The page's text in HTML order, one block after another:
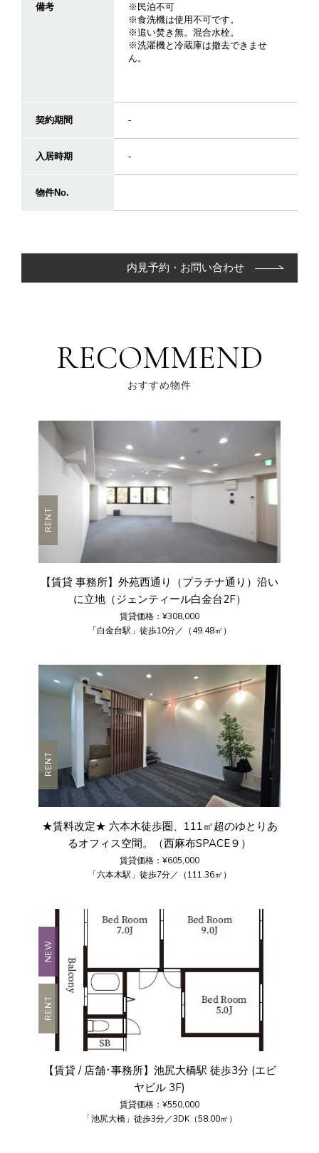
備考
※民泊不可
※食洗機は使用不可です。
※追い焚き無。混合水栓。
※洗濯機と冷蔵庫は撤去できませ
ん。
契約期間 -
入居時期 -
物件No.
内見予約・お問い合わせ
RECOMMEND
おすすめ物件
RENT
【賃貸 事務所】外苑西通り（プラチナ通り）沿い
に立地（ジェンティール白金台2F）
賃貸価格：¥308,000
「白金台駅」徒歩10分／（49.48㎡）
RENT
★賃料改定★ 六本木徒歩圏、111㎡超のゆとりあ
るオフィス空間。（西麻布SPACE９）
賃貸価格：¥605,000
「六本木駅」徒歩7分／（111.36㎡）
RENT
NEW
【賃貸 / 店舗･事務所】池尻大橋駅 徒歩3分 (エビ
ヤビル 3F)
賃貸価格：¥550,000
「池尻大橋」徒歩3分／3DK（58.00㎡）